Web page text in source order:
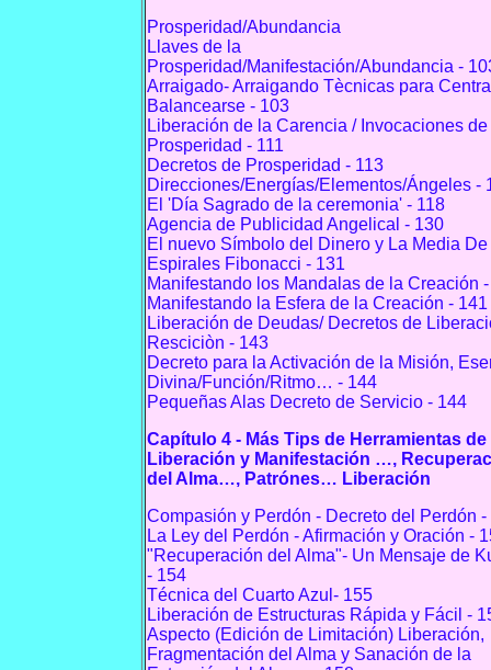
Prosperidad/Abundancia
Llaves de la
Prosperidad/Manifestación/Abundancia -
Arraigado- Arraigando Tècnicas para
Balancearse - 103
Liberación de la Carencia / Invocaciones de
Prosperidad - 111
Decretos de Prosperidad - 113
Direcciones/Energías/Elementos/Ángeles -
El 'Día Sagrado de la ceremonia' - 118
Agencia de Publicidad Angelical - 130
El nuevo Símbolo del Dinero y La Media De
Espirales Fibonacci - 131
Manifestando los Mandalas de la Creación
Manifestando la Esfera de la Creación - 141
Liberación de Deudas/ Decretos de
Resciciòn - 143
Decreto para la Activación de la Misión,
Divina/Función/Ritmo… - 144
Pequeñas Alas Decreto de Servicio - 144
Capítulo 4 - Más Tips de Herramientas de
Liberación y Manifestación …,
del Alma…, Patrónes… Liberación
Compasión y Perdón - Decreto del Perdón -
La Ley del Perdón - Afirmación y Oración -
"Recuperación del Alma"- Un Mensaje de
- 154
Técnica del Cuarto Azul- 155
Liberación de Estructuras Rápida y Fácil -
Aspecto (Edición de Limitación) Liberación,
Fragmentación del Alma y Sanación de la